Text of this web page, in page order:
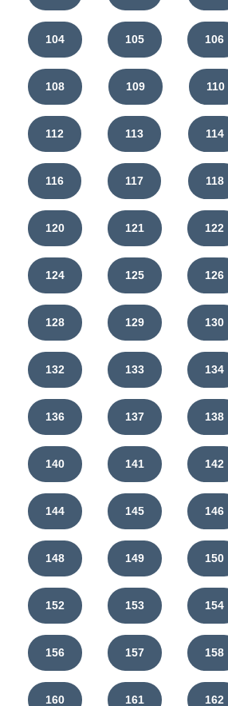
104 105 106
108 109 110
112 113 114
116 117 118
120 121 122
124 125 126
128 129 130
132 133 134
136 137 138
140 141 142
144 145 146
148 149 150
152 153 154
156 157 158
160 161 162